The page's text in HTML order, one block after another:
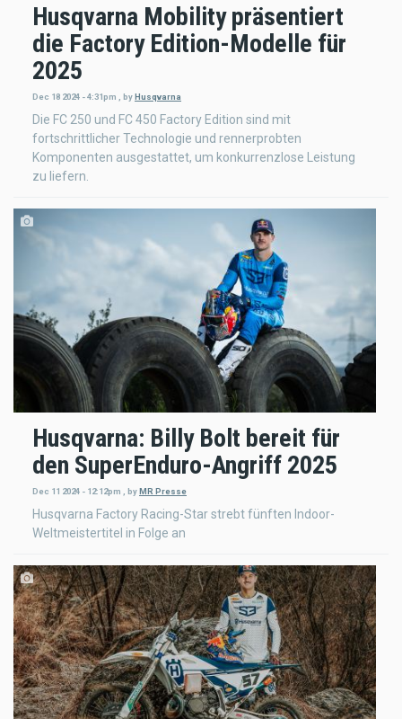
Husqvarna Mobility präsentiert
die Factory Edition-Modelle für
2025
Dec 18 2024 - 4:31pm byHusqvarna
Die FC 250 und FC 450 Factory Edition sind mit
fortschrittlicher Technologie und rennerprobten
Komponenten ausgestattet, um konkurrenzlose Leistung
zu liefern.
Husqvarna: Billy Bolt bereit für
den SuperEnduro-Angriff 2025
Dec 11 2024 - 12:12pm byMR Presse
Husqvarna Factory Racing-Star strebt fünften Indoor-
Weltmeistertitel in Folge an